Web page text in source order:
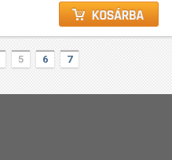
5 6 7